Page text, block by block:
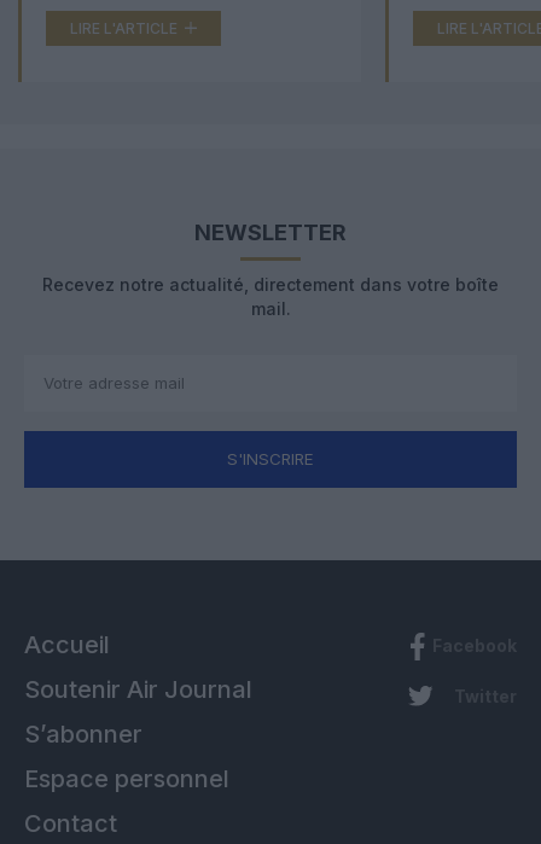
LIRE L'ARTICLE LIRE
NEWSLETTER
Recevez notre actualité, directement dans votre boîte
mail.
S'INSCRIRE
Accueil
Soutenir Air Journal
S’abonner
Espace personnel
Contact